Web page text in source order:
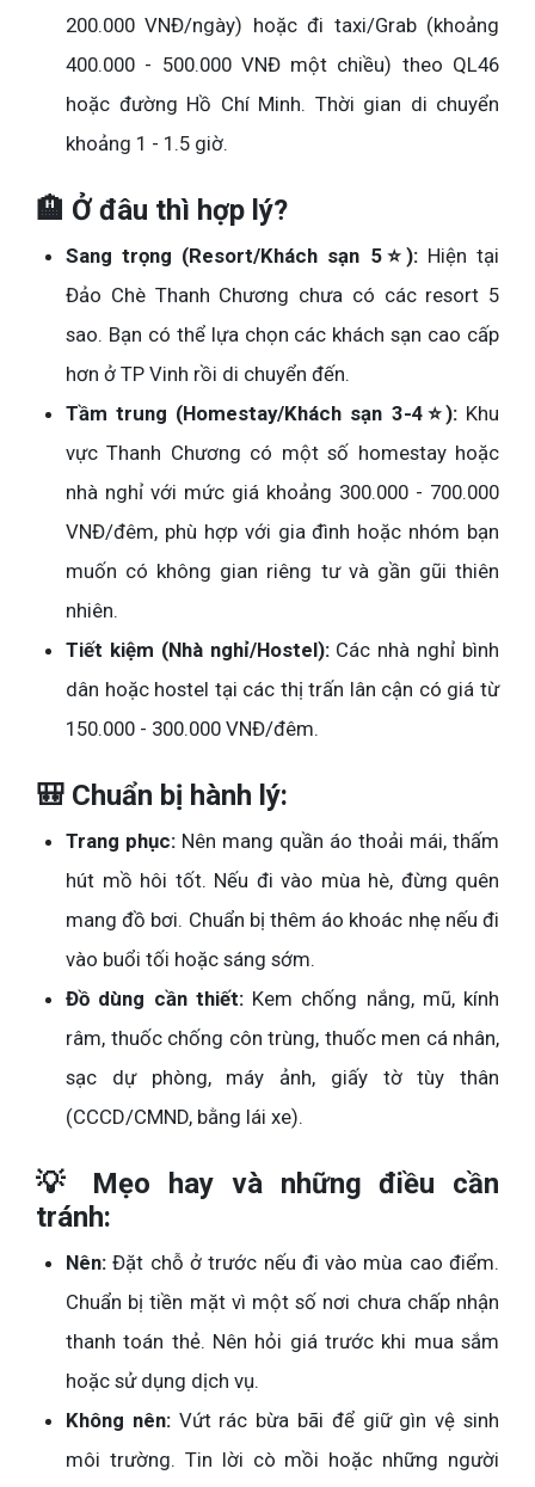
200.000 VNĐ/ngày) hoặc đi taxi/Grab (khoảng
400.000 - 500.000 VNĐ một chiều) theo QL46
hoặc đường Hồ Chí Minh. Thời gian di chuyển
khoảng 1 - 1.5 giờ.
🏨 Ở đâu thì hợp lý?
Sang trọng (Resort/Khách sạn 5⭐):Hiện tại
Đảo Chè Thanh Chương chưa có các resort 5
sao. Bạn có thể lựa chọn các khách sạn cao cấp
hơn ở TP Vinh rồi di chuyển đến.
Tầm trung (Homestay/Khách sạn 3-4⭐):Khu
vực Thanh Chương có một số homestay hoặc
nhà nghỉ với mức giá khoảng 300.000 - 700.000
VNĐ/đêm, phù hợp với gia đình hoặc nhóm bạn
muốn có không gian riêng tư và gần gũi thiên
nhiên.
Tiết kiệm (Nhà nghỉ/Hostel):Các nhà nghỉ bình
dân hoặc hostel tại các thị trấn lân cận có giá từ
150.000 - 300.000 VNĐ/đêm.
🎒 Chuẩn bị hành lý:
Trang phục: Nên mang quần áo thoải mái, thấm
hút mồ hôi tốt. Nếu đi vào mùa hè, đừng quên
mang đồ bơi. Chuẩn bị thêm áo khoác nhẹ nếu đi
vào buổi tối hoặc sáng sớm.
Đồ dùng cần thiết:Kem chống nắng, mũ, kính
râm, thuốc chống côn trùng, thuốc men cá nhân,
sạc dự phòng, máy ảnh, giấy tờ tùy thân
(CCCD/CMND, bằng lái xe).
💡 Mẹo hay và những điều cần
tránh:
Nên: Đặt chỗ ở trước nếu đi vào mùa cao điểm.
Chuẩn bị tiền mặt vì một số nơi chưa chấp nhận
thanh toán thẻ. Nên hỏi giá trước khi mua sắm
hoặc sử dụng dịch vụ.
Không nên:Vứt rác bừa bãi để giữ gìn vệ sinh
môi trường. Tin lời cò mồi hoặc những người